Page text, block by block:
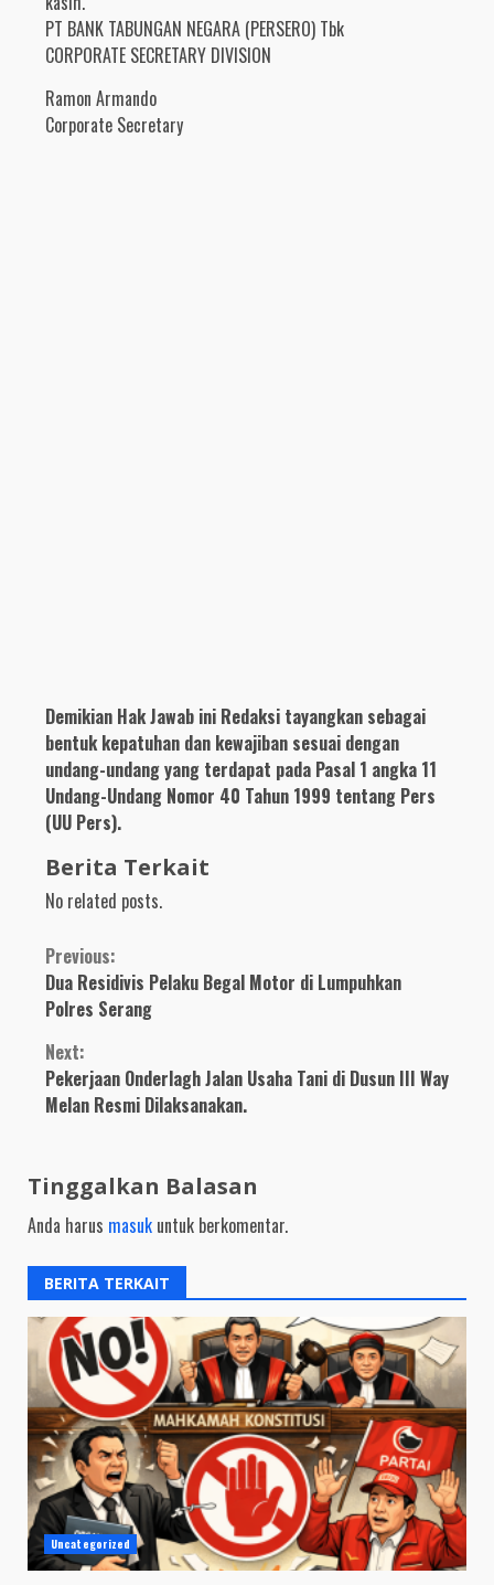
PT BANK TABUNGAN NEGARA (PERSERO) Tbk
CORPORATE SECRETARY DIVISION
Ramon Armando
Corporate Secretary
Demikian Hak Jawab ini Redaksi tayangkan sebagai
bentuk kepatuhan dan kewajiban sesuai dengan
undang-undang yang terdapat pada Pasal 1 angka 11
Undang-Undang Nomor 40 Tahun 1999 tentang Pers
(UU Pers).
Berita Terkait
No related posts.
Continue
Reading
Previous:
Dua Residivis Pelaku Begal Motor di Lumpuhkan
Polres Serang
Next:
Pekerjaan Onderlagh Jalan Usaha Tani di Dusun III Way
Melan Resmi Dilaksanakan.
Tinggalkan Balasan
Anda harus masuk untuk berkomentar.
BERITA TERKAIT
Uncategorized